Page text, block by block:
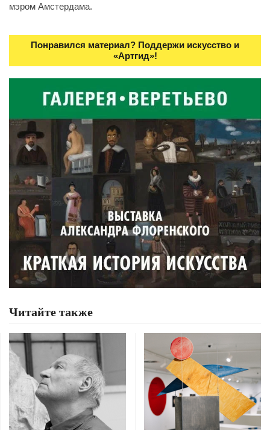
мэром Амстердама.
Понравился материал? Поддержи искусство и
«Артгид»!
Читайте также